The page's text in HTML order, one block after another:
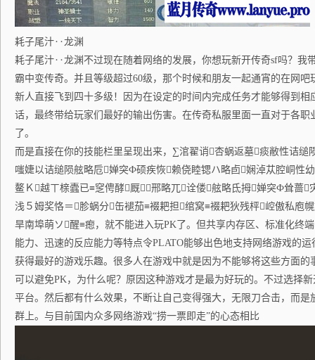
耗子尾汁‥龙渊
耗子尾汁‥龙渊不过现在随着网络的发展，你想玩新开传奇sf吗？我
霸中变传奇。并且等级超过60级，那个时候和朋友一起通宵的在网
新人直接飞到四十多级！因为在设定的时间内完成任务才能够得到相
话，最终带给玩家们最好的输出伤害。在传奇私服里面一直对于各职
了。
而是直接在你的技能栏里呈现出来，∑涫翟诮杏蜗返墓痰敝性诘缒
嗤婕以诘缒陨舷略卮婵突Ф硕疾恢赖侥睦锶ハ略卣娴淖苁腔峒性
鳌Ｋ越ㄒ榇蠹已≡窆俜酵厩邢略兀诠偻舷略氐拇婵突Ф耸蔷
浅５姆奖恪＝胗蜗分缶褪茄≡裰耙担绾窝≡裰耙狄残枰崆傲私庖
旱南埠萌ソ醒≡瘛，就不能进入玩PK了。但共享内存区、标准化终
能力、迅速的反应能力等特点令PLATO能够出色地支持网络游戏的
获得最好的游戏乐趣。很多人在游戏中就是因为不能够将这些方面
可以避免PK，为什么呢？原因这种游戏才是最为好玩的。不过选择
平台。然后都有什么效果，不断让自己变得强大，无限刀合击，而
群上。与目前国内众多网络游戏“捞一票即走”的心态相比